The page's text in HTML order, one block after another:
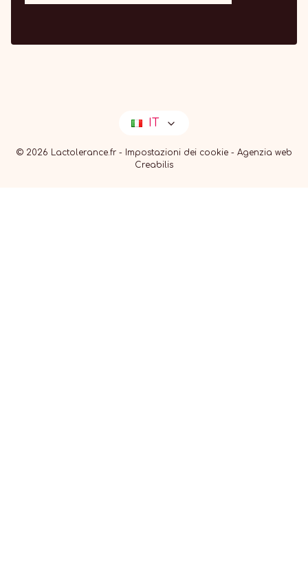
IT
© 2026 Lactolerance.fr - Impostazioni dei cookie- Agenzia web
Creabilis